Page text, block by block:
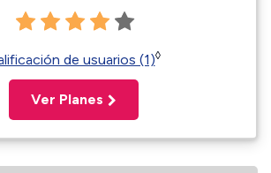
de usuarios (1)◊
Ver Planes